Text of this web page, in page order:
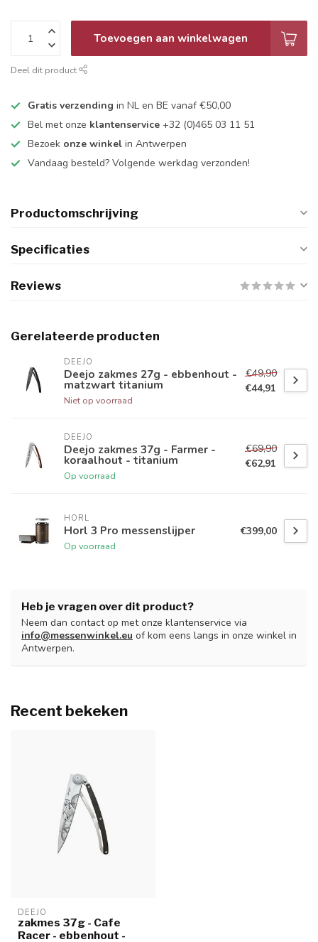
Toevoegen aan winkelwagen
Deel dit product
Gratis verzending in NL en BE vanaf €50,00
Bel met onze klantenservice +32 (0)465 03 11 51
Bezoek onze winkel in Antwerpen
Vandaag besteld? Volgende werkdag verzonden!
Productomschrijving
Specificaties
Reviews
Gerelateerde producten
DEEJO
Deejo zakmes 27g - ebbenhout -
matzwart titanium
Niet op voorraad
€49,90
€44,91
DEEJO
Deejo zakmes 37g - Farmer -
koraalhout - titanium
Op voorraad
€69,90
€62,91
HORL
Horl 3 Pro messenslijper
Op voorraad
€399,00
Heb je vragen over dit product?
Neem dan contact op met onze klantenservice via
info@messenwinkel.eu of kom eens langs in onze winkel in
Antwerpen.
Recent bekeken
DEEJO
zakmes 37g - Cafe
Racer - ebbenhout -